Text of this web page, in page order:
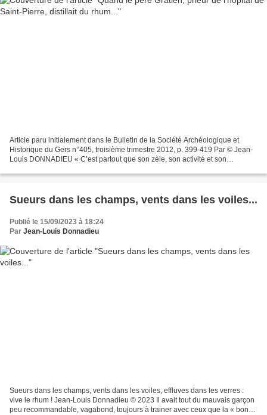
Article paru initialement dans le Bulletin de la Société Archéologique et
Historique du Gers n°405, troisième trimestre 2012, p. 399-419 Par © Jean-
Louis DONNADIEU « C’est partout que son zèle, son activité et son
Sueurs dans les champs, vents dans les voiles...
Publié le 15/09/2023 à 18:24
Par Jean-Louis Donnadieu
Sueurs dans les champs, vents dans les voiles, effluves dans les verres :
vive le rhum ! Jean-Louis Donnadieu © 2023 Il avait tout du mauvais garçon
peu recommandable, vagabond, toujours à trainer avec ceux que la « bonne